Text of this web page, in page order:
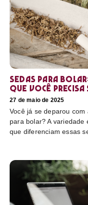
Sedas para
que você precisa
27 de maio de 2025
Você já se deparou
para bolar? A
que diferenciam essas